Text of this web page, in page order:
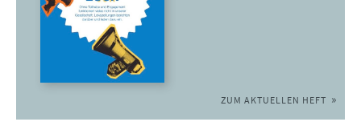
ZUM AKTUELLEN HEFT